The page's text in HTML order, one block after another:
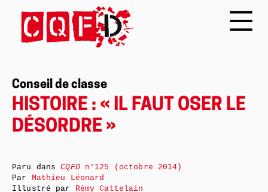
Conseil de classe
HISTOIRE : « IL FAUT OSER LE
DÉSORDRE »
Paru dansCQFDn°125 (octobre 2014)
Par Mathieu Léonard
Illustré par Rémy Cattelain